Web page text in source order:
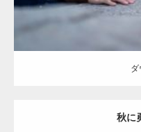
ダ
秋に